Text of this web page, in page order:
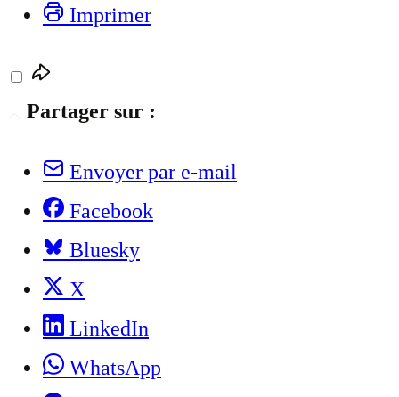
Imprimer
Partager sur :
Envoyer par e-mail
Facebook
Bluesky
X
LinkedIn
WhatsApp